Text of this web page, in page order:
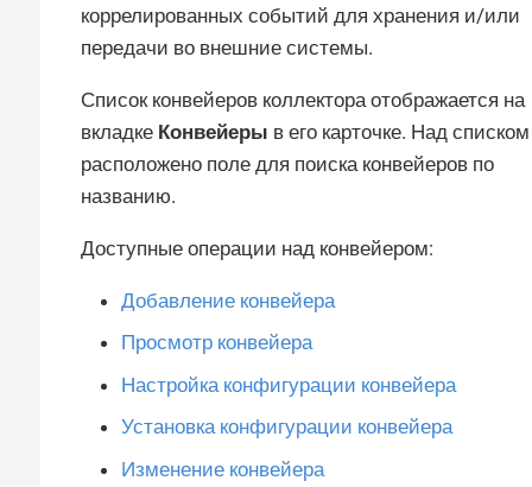
коррелированных событий для хранения и/или
передачи во внешние системы.
Список конвейеров коллектора отображается на
вкладке Конвейеры в его карточке. Над списком
расположено поле для поиска конвейеров по
названию.
Доступные операции над конвейером:
Добавление конвейера
Просмотр конвейера
Настройка конфигурации конвейера
Установка конфигурации конвейера
Изменение конвейера